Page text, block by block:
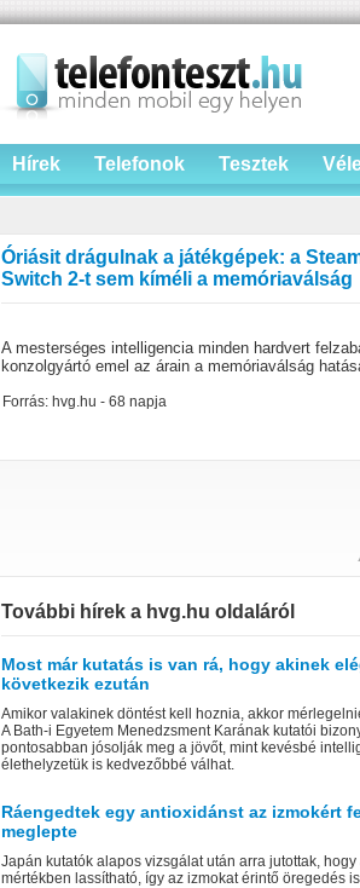
Hírek Telefonok Tesztek
Óriásit drágulnak a játékgépek: a
Switch 2-t sem kíméli a memóriaválság
A mesterséges intelligencia minden hardvert
konzolgyártó emel az árain a memóriaválság
Forrás: hvg.hu - 68 napja
További hírek a hvg.hu oldaláról
Most már kutatás is van rá, hogy akinek
következik ezután
Amikor valakinek döntést kell hoznia, akkor
A Bath-i Egyetem Menedzsment Karának kutatói
pontosabban jósolják meg a jövőt, mint kevésbé
élethelyzetük is kedvezőbbé válhat.
Ráengedtek egy antioxidánst az izmokért
meglepte
Japán kutatók alapos vizsgálat után arra jutottak,
mértékben lassítható, így az izmokat érintő öregedés